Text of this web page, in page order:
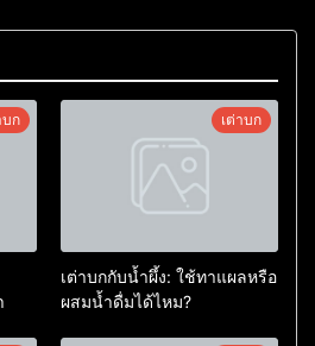
บก เต่าบก
เต่าบกกับน้ำผึ้ง: ใช้ทาแผลหรือ
ผสมน้ำดื่มได้ไหม?